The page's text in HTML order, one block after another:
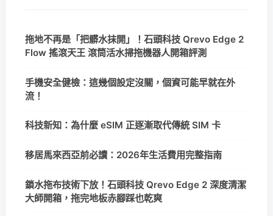
拖地不再是「把髒水抹開」！石頭科技 Qrevo Edge 2
Flow 搖滾天王 滾筒活水掃拖機器人開箱評測
手機安全健檢：這幾個設定沒關，個資可能早就在外
流！
科技新知：為什麼 eSIM 正逐漸取代傳統 SIM 卡
移居馬來西亞前必讀：2026年生活費用完整指南
鎖水拖布技術下放！石頭科技 Qrevo Edge 2 深度清潔
大師開箱，拖完地板赤腳踩也乾爽